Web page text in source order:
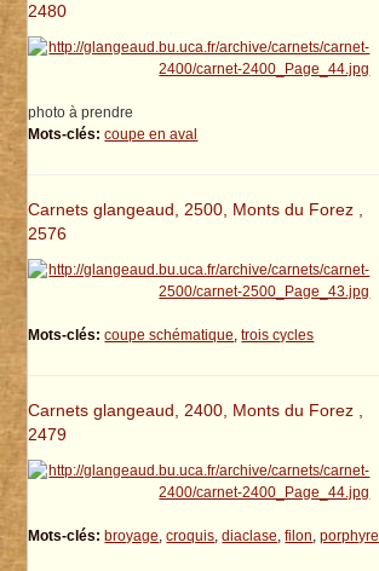
2480
photo à prendre
Mots-clés: coupe en aval
Carnets glangeaud, 2500, Monts du Forez ,
2576
Mots-clés: coupe schématique ,trois cycles
Carnets glangeaud, 2400, Monts du Forez ,
2479
Mots-clés: broyage ,croquis ,diaclase ,filon ,porphyre